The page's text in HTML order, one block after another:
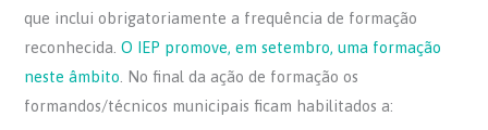
que inclui obrigatoriamente a frequência de formação
reconhecida.O IEP promove, em setembro, uma formação
neste âmbito. No final da ação de formação os
formandos/técnicos municipais ficam habilitados a: